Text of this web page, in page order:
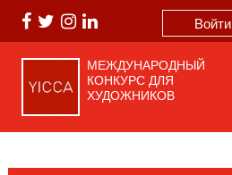
Войти
МЕЖДУНАРОДНЫЙ
КОНКУРС ДЛЯ
ХУДОЖНИКОВ